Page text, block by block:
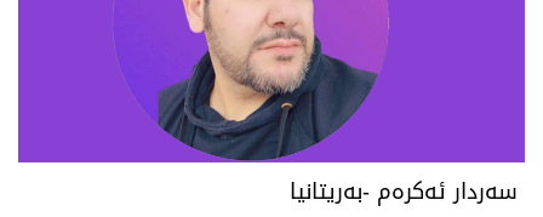
سەردار ئەکرەم -بەریتانیا